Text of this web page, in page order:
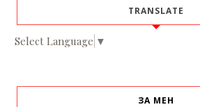
TRANSLATE
Select Language ▼
ЗА МЕН